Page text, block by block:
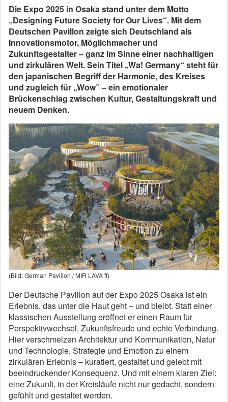
Die Expo 2025 in Osaka stand unter dem Motto
„Designing Future Society for Our Lives“. Mit dem
Deutschen Pavillon zeigte sich Deutschland als
Innovationsmotor, Möglichmacher und
Zukunftsgestalter – ganz im Sinne einer nachhaltigen
und zirkulären Welt. Sein Titel „Wa! Germany“ steht für
den japanischen Begriff der Harmonie, des Kreises
und zugleich für „Wow” – ein emotionaler
Brückenschlag zwischen Kultur, Gestaltungskraft und
neuem Denken.
(Bild: German Pavilion / MIR LAVA ff)
Der Deutsche Pavillon auf der Expo 2025 Osaka ist ein
Erlebnis, das unter die Haut geht – und bleibt. Statt einer
klassischen Ausstellung eröffnet er einen Raum für
Perspektivwechsel, Zukunftsfreude und echte Verbindung.
Hier verschmelzen Architektur und Kommunikation, Natur
und Technologie, Strategie und Emotion zu einem
zirkulären Erlebnis – kuratiert, gestaltet und gelebt mit
beeindruckender Konsequenz. Und mit einem klaren Ziel:
eine Zukunft, in der Kreisläufe nicht nur gedacht, sondern
gefühlt und gestaltet werden.